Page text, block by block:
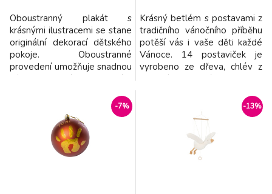
Oboustranný plakát s
krásnými ilustracemi se stane
originální dekorací dětského
pokoje. Oboustranné
provedení umožňuje snadnou
kvalitního silného papíru.
Plakát je součástí designové
kolekce hraček, textilu a
doplňků Little Dutch
Newborn Naturals. Pro
Krásný betlém s postavami z
tradičního vánočního příběhu
potěší vás i vaše děti každé
Vánoce. 14 postaviček je
vyrobeno ze dřeva, chlév z
úložný kufřík. Rozměry: 24,5 x
20,2 x 9,8 cm Vhodné pro
-7% -13%